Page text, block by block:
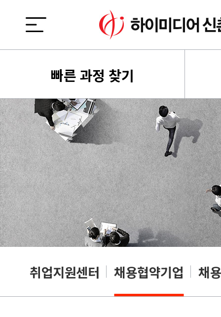
빠른 과정 찾기
취업지원센터 채용협약기업 채